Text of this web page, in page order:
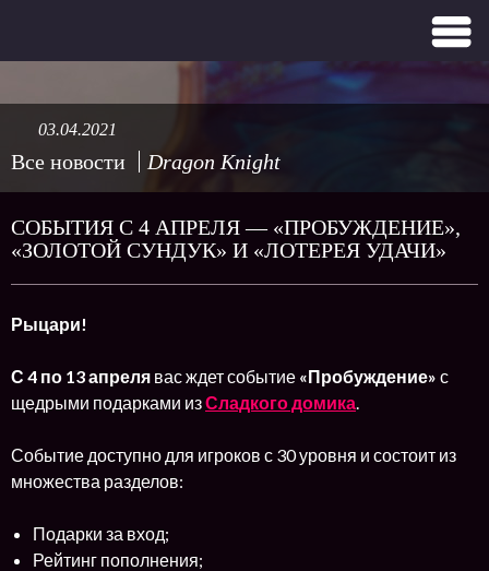
Все новости Dragon Knight
03.04.2021
СОБЫТИЯ С 4 АПРЕЛЯ — «ПРОБУЖДЕНИЕ»,
«ЗОЛОТОЙ СУНДУК» И «ЛОТЕРЕЯ УДАЧИ»
Рыцари!
С 4 по 13 апреля вас ждет событие «Пробуждение» с
щедрыми подарками изСладкого домика.
Событие доступно для игроков с 30 уровня и состоит из
множества разделов:
Подарки за вход;
Рейтинг пополнения;